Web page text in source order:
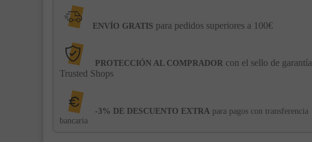
ENVÍO GRATIS para pedidos superiores a 100€
PROTECCIÓN AL COMPRADOR con el sello de garantía
Trusted Shops
-3% DE DESCUENTO EXTRA para pagos con transferencia
bancaria